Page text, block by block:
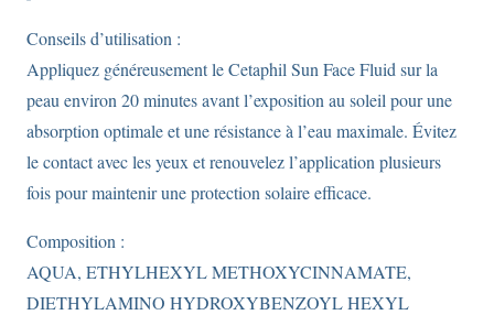
Conseils d’utilisation :
Appliquez généreusement le Cetaphil Sun Face Fluid sur la
peau environ 20 minutes avant l’exposition au soleil pour une
absorption optimale et une résistance à l’eau maximale. Évitez
le contact avec les yeux et renouvelez l’application plusieurs
fois pour maintenir une protection solaire efficace.
Composition :
AQUA, ETHYLHEXYL METHOXYCINNAMATE,
DIETHYLAMINO HYDROXYBENZOYL HEXYL